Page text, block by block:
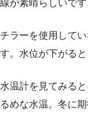
線が素晴らしいです
チラーを使用して
す。水位が下がる
水温計を見てみる
るめな水温。冬に期